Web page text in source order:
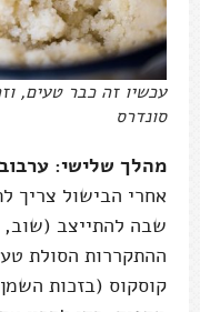
עכשיו זה כבר טעים,
סונדרס
מהלך שלישי:
אחרי הבישול צריך
שבה להתייצב (שוב,
ההתקררות הסולת
קוסקוס (בזכות